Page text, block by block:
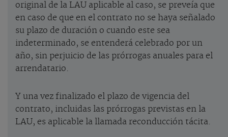
original de la LAU aplicable al caso, se preveía que
en caso de que en el contrato no se haya señalado
su plazo de duración o cuando este sea
indeterminado, se entenderá celebrado por un
año, sin perjuicio de las prórrogas anuales para el
arrendatario.
Y una vez finalizado el plazo de vigencia del
contrato, incluidas las prórrogas previstas en la
LAU, es aplicable la llamada reconducción tácita.